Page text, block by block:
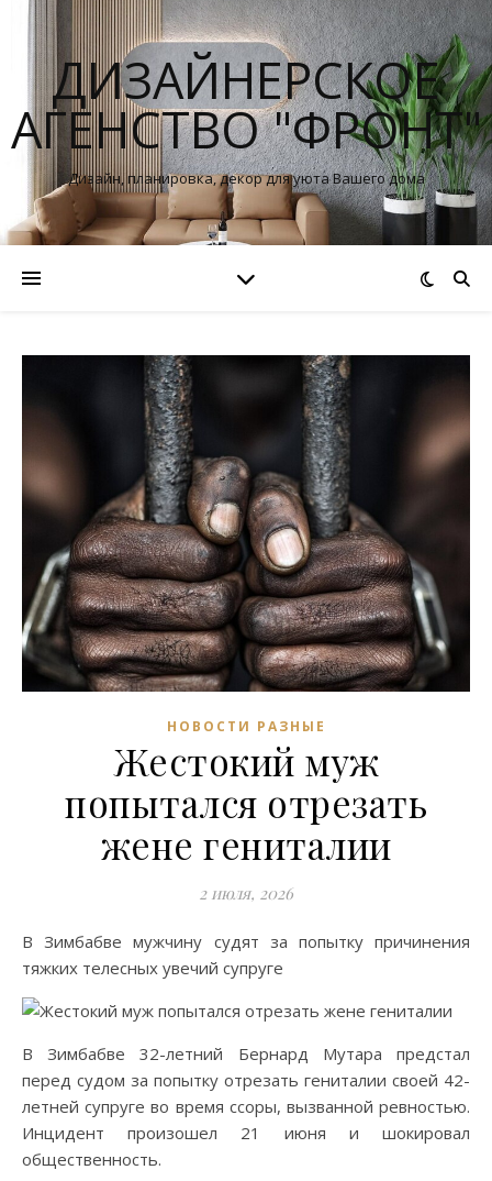
ДИЗАЙНЕРСКОЕ
АГЕНСТВО "ФРОНТ"
Дизайн, планировка, декор для уюта Вашего дома
НОВОСТИ РАЗНЫЕ
Жестокий муж
попытался отрезать
жене гениталии
2 июля, 2026
В Зимбабве мужчину судят за попытку причинения
тяжких телесных увечий супруге
В Зимбабве 32-летний Бернард Мутара предстал
перед судом за попытку отрезать гениталии своей 42-
летней супруге во время ссоры, вызванной ревностью.
Инцидент произошел 21 июня и шокировал
общественность.